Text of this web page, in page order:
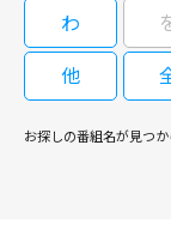
わ
他
お探しの番組名が見つ